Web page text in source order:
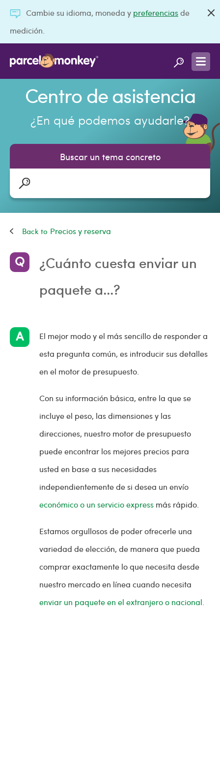
Cambie su idioma, moneda y preferenciasde
medición.
Centro de asistencia
¿En qué podemos ayudarle?
Buscar un tema concreto
Precios y reserva
¿Cuánto cuesta enviar un
paquete a...?
El mejor modo y el más sencillo de responder a
esta pregunta común, es introducir sus detalles
en el motor de presupuesto.
Con su información básica, entre la que se
incluye el peso, las dimensiones y las
direcciones, nuestro motor de presupuesto
puede encontrar los mejores precios para
usted en base a sus necesidades
independientemente de si desea un envío
económico o un servicio express más rápido.
Estamos orgullosos de poder ofrecerle una
variedad de elección, de manera que pueda
comprar exactamente lo que necesita desde
nuestro mercado en línea cuando necesita
enviar un paquete en el extranjero o nacional.